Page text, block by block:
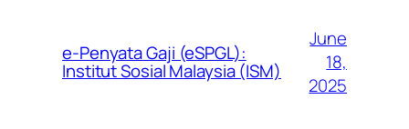
e-Penyata Gaji (eSPGL):
Institut Sosial Malaysia (ISM)
June
18,
2025